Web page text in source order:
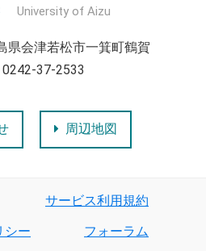
University of Aizu
会津若松市一箕町鶴賀
0242-37-2533
周辺地図
サービス利用規約
シー フォーラム